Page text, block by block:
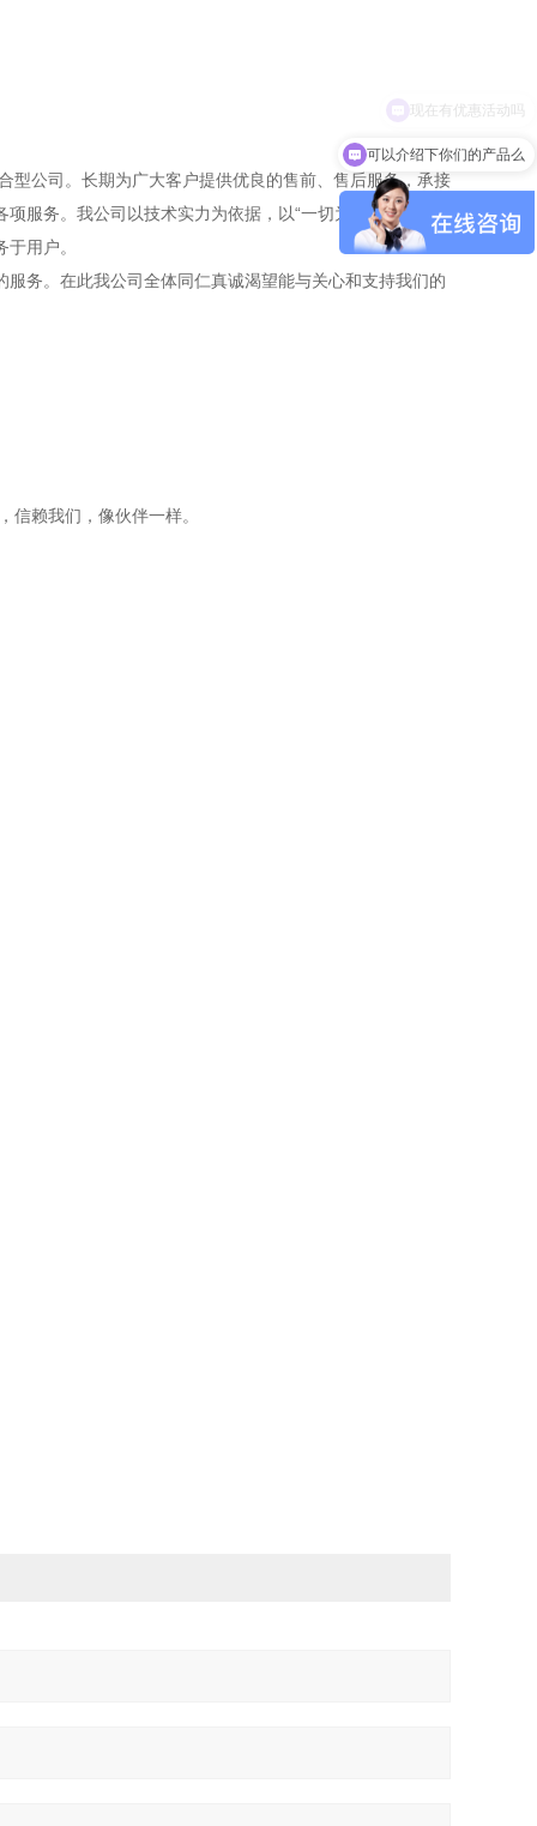
型公司。长期为广大客户提供优良的售前、售后服务，承接
服务。我公司以技术实力为依据，以“一切为用户服务"为
用户。
务。在此我公司全体同仁真诚渴望能与关心和支持我们的
赖我们，像伙伴一样。
可以介绍下你们的产品么